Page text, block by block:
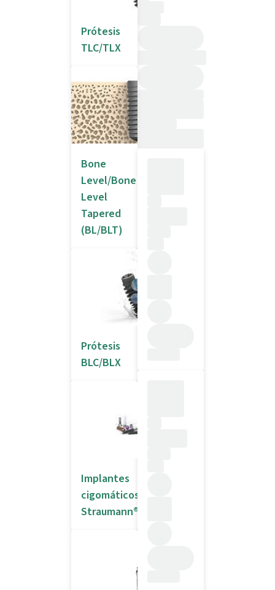
Prótesis
TLC/TLX
Bone
Level/Bone
Level
Tapered
(BL/BLT)
Prótesis
BLC/BLX
Implantes
cigomáticos
Straumann®